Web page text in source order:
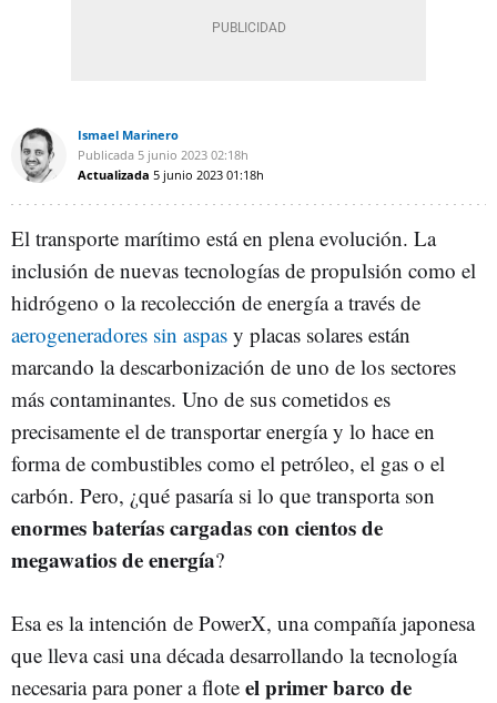
Ismael Marinero
Publicada 5 junio 2023 02:18h
Actualizada 5 junio 2023 01:18h
El transporte marítimo está en plena evolución. La
inclusión de nuevas tecnologías de propulsión como el
hidrógeno o la recolección de energía a través de
aerogeneradores sin aspas y placas solares están
marcando la descarbonización de uno de los sectores
más contaminantes. Uno de sus cometidos es
precisamente el de transportar energía y lo hace en
forma de combustibles como el petróleo, el gas o el
carbón. Pero, ¿qué pasaría si lo que transporta son
enormes baterías cargadas con cientos de
megawatios de energía?
Esa es la intención de PowerX, una compañía japonesa
que lleva casi una década desarrollando la tecnología
necesaria para poner a flote el primer barco de